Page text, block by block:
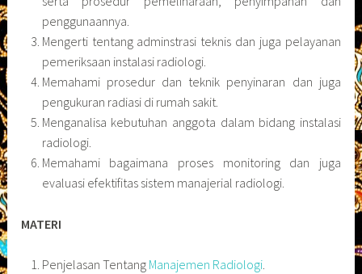
penggunaannya.
Mengerti tentang adminstrasi teknis dan juga pelayanan
pemeriksaan instalasi radiologi.
Memahami prosedur dan teknik penyinaran dan juga
pengukuran radiasi di rumah sakit.
Menganalisa kebutuhan anggota dalam bidang instalasi
radiologi.
Memahami bagaimana proses monitoring dan juga
evaluasi efektifitas sistem manajerial radiologi.
MATERI
Penjelasan Tentang Manajemen Radiologi.